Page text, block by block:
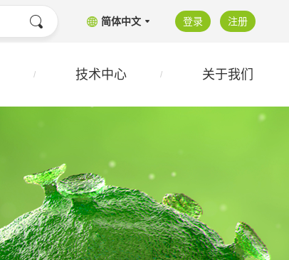
简体中文 登录 注册
技术中心 关于我们